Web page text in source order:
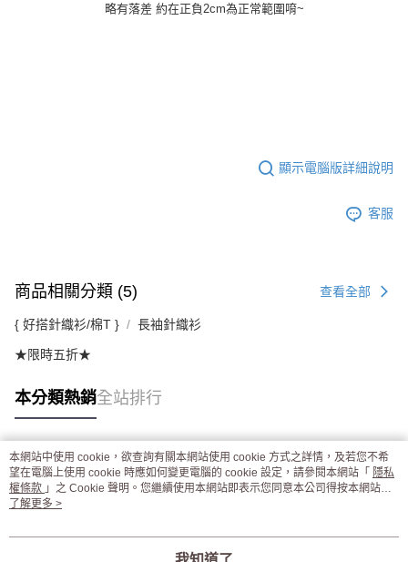
略有落差 約在正負2cm為正常範圍唷~
顯示電腦版詳細說明
客服
商品相關分類 (5) 查看全部
{ 好搭針織衫/棉T } 長袖針織衫
★限時五折★
本分類熱銷全站排行
熱門標籤
本網站中使用 cookie，欲查詢有關本網站使用 cookie 方式之詳情，及若您不希
望在電腦上使用 cookie 時應如何變更電腦的 cookie 設定，請參閱本網站「 隱私
權條款 」之 Cookie 聲明。您繼續使用本網站即表示您同意本公司得按本網站使
用條款之 Cookie 聲明使用 cookie。
了解更多 >